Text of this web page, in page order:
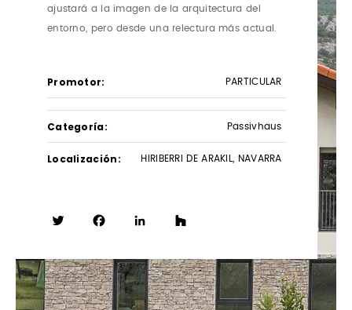
ajustará a la imagen de la arquitectura del
entorno, pero desde una relectura más actual.
Promotor PARTICULAR
Categoría Passivhaus
Localización HIRIBERRI DE ARAKIL, NAVARRA
Twitter FacebookLinkedIn